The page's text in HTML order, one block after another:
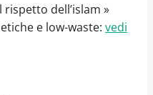
dell’islam »
e low-waste: vedi